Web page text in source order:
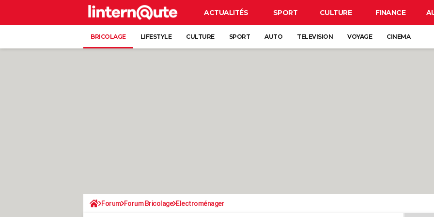
ACTUALITÉS SPORT CULTURE FINANCE
BRICOLAGE LIFESTYLE CULTURE SPORT AUTO TELEVISION VOYAGE CINEMA
Forum Forum Bricolage Electroménager